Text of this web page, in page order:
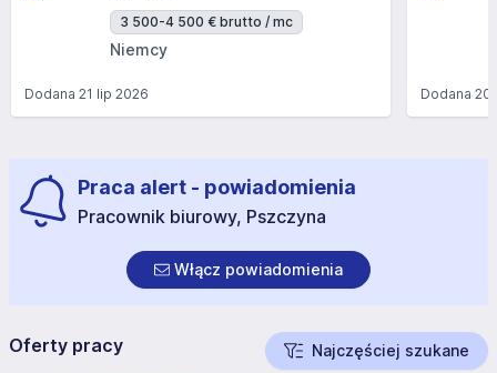
3 500-4 500 € brutto / mc
Niemcy
Dodana 21 lip 2026 Dodana20
Praca alert - powiadomienia
Pracownik biurowy, Pszczyna
Włącz powiadomienia
Oferty pracy
Najczęściej szukane